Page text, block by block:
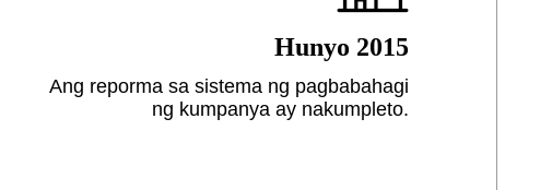
Hunyo 2015
Ang reporma sa sistema ng pagbabahagi
ng kumpanya ay nakumpleto.